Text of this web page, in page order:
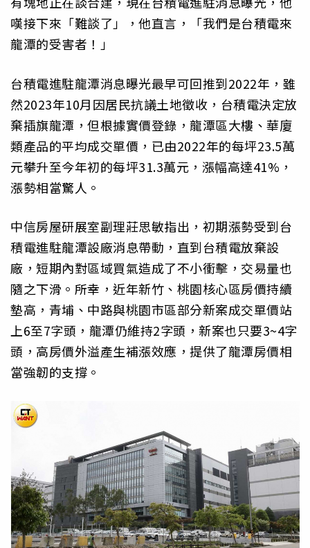
嘆接下來「難談了」，他直言，「我們是台積電來
龍潭的受害者！」
台積電進駐龍潭消息曝光最早可回推到2022年，雖
然2023年10月因居民抗議土地徵收，台積電決定放
棄插旗龍潭，但根據實價登錄，龍潭區大樓、華廈
類產品的平均成交單價，已由2022年的每坪23.5萬
元攀升至今年初的每坪31.3萬元，漲幅高達41%，
漲勢相當驚人。
中信房屋研展室副理莊思敏指出，初期漲勢受到台
積電進駐龍潭設廠消息帶動，直到台積電放棄設
廠，短期內對區域買氣造成了不小衝擊，交易量也
隨之下滑。所幸，近年新竹、桃園核心區房價持續
墊高，青埔、中路與桃園市區部分新案成交單價站
上6至7字頭，龍潭仍維持2字頭，新案也只要3~4字
頭，高房價外溢產生補漲效應，提供了龍潭房價相
當強韌的支撐。